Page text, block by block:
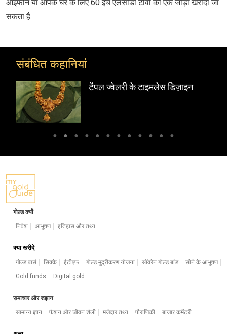
आइफोन या आपके घर के लिए 60 इंच एलसीडी टीवी का एक जोड़ा खरीदा जा
सकता है.
संबंधित कहानियां
टेंपल ज्वेलरी के टाइमलेस डिज़ाइन
गोल्ड क्यों
निवेश
आभूषण इतिहास और तथ्य
क्या खरीदें
गोल्ड बार्स
सिक्के ईटीएफ गोल्ड मुद्रीकरण योजना सॉवरेन गोल्ड बांड
सोने के आभूषण
Gold funds
Digital gold
समाचार और रुझान
सामान्य ज्ञान
फैशन और जीवन शैली मजेदार तथ्य पौराणिकी बाजार कमेंटरी